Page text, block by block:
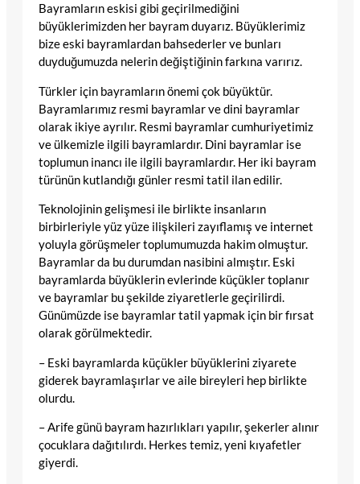
Bayramların eskisi gibi geçirilmediğini
büyüklerimizden her bayram duyarız. Büyüklerimiz
bize eski bayramlardan bahsederler ve bunları
duyduğumuzda nelerin değiştiğinin farkına varırız.
Türkler için bayramların önemi çok büyüktür.
Bayramlarımız resmi bayramlar ve dini bayramlar
olarak ikiye ayrılır. Resmi bayramlar cumhuriyetimiz
ve ülkemizle ilgili bayramlardır. Dini bayramlar ise
toplumun inancı ile ilgili bayramlardır. Her iki bayram
türünün kutlandığı günler resmi tatil ilan edilir.
Teknolojinin gelişmesi ile birlikte insanların
birbirleriyle yüz yüze ilişkileri zayıflamış ve internet
yoluyla görüşmeler toplumumuzda hakim olmuştur.
Bayramlar da bu durumdan nasibini almıştır. Eski
bayramlarda büyüklerin evlerinde küçükler toplanır
ve bayramlar bu şekilde ziyaretlerle geçirilirdi.
Günümüzde ise bayramlar tatil yapmak için bir fırsat
olarak görülmektedir.
– Eski bayramlarda küçükler büyüklerini ziyarete
giderek bayramlaşırlar ve aile bireyleri hep birlikte
olurdu.
– Arife günü bayram hazırlıkları yapılır, şekerler alınır
çocuklara dağıtılırdı. Herkes temiz, yeni kıyafetler
giyerdi.